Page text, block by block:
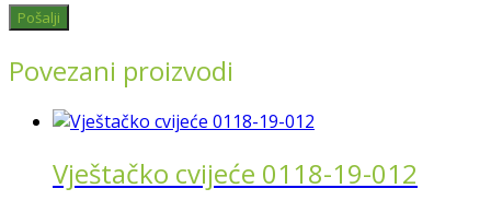
Povezani proizvodi
Vještačko cvijeće 0118-19-012